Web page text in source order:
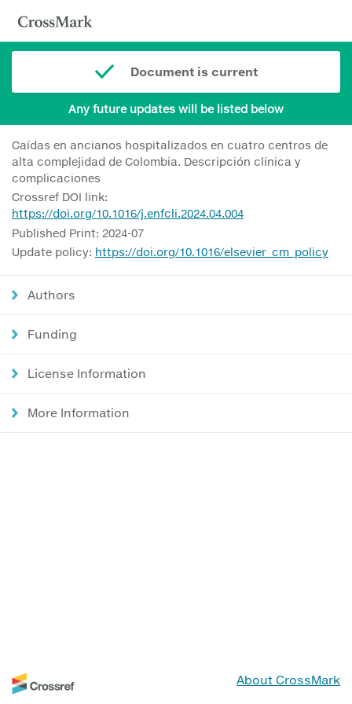
Document is current
Any future updates will be listed below
Caídas en ancianos hospitalizados en cuatro centros de
alta complejidad de Colombia. Descripción clínica y
complicaciones
Crossref DOI link:
https://doi.org/10.1016/j.enfcli.2024.04.004
Published Print: 2024-07
Update policy: https://doi.org/10.1016/elsevier_cm_policy
Authors
Funding
License Information
More Information
About CrossMark